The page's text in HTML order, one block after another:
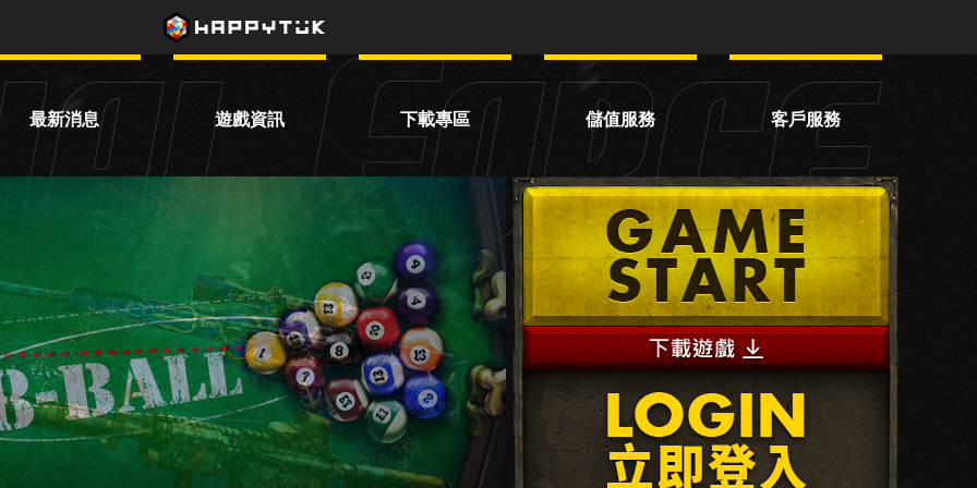
最新消息
活動公告
系統公告
遊戲資訊
遊戲資訊
下載專區
主程式下載
儲值服務
網頁轉蛋
網頁商城
線上儲值
VIP服務
客戶服務
服務中心
常見問題
序號兌換
OTP驗證